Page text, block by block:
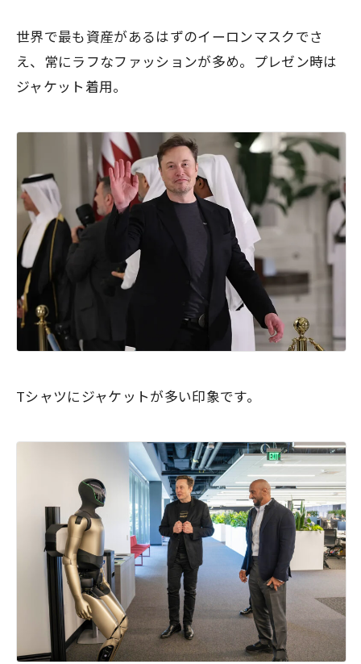
世界で最も資産があるはずのイーロンマスクでさ
え、常にラフなファッションが多め。プレゼン時は
ジャケット着用。
Tシャツにジャケットが多い印象です。